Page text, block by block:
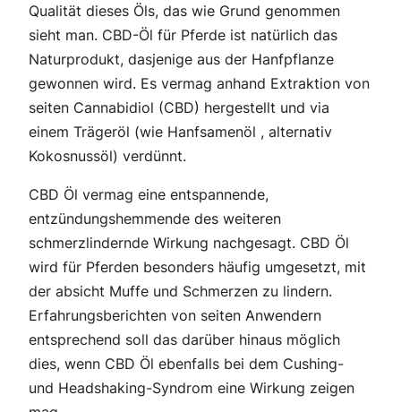
Qualität dieses Öls, das wie Grund genommen
sieht man. CBD-Öl für Pferde ist natürlich das
Naturprodukt, dasjenige aus der Hanfpflanze
gewonnen wird. Es vermag anhand Extraktion von
seiten Cannabidiol (CBD) hergestellt und via
einem Trägeröl (wie Hanfsamenöl , alternativ
Kokosnussöl) verdünnt.
CBD Öl vermag eine entspannende,
entzündungshemmende des weiteren
schmerzlindernde Wirkung nachgesagt. CBD Öl
wird für Pferden besonders häufig umgesetzt, mit
der absicht Muffe und Schmerzen zu lindern.
Erfahrungsberichten von seiten Anwendern
entsprechend soll das darüber hinaus möglich
dies, wenn CBD Öl ebenfalls bei dem Cushing-
und Headshaking-Syndrom eine Wirkung zeigen